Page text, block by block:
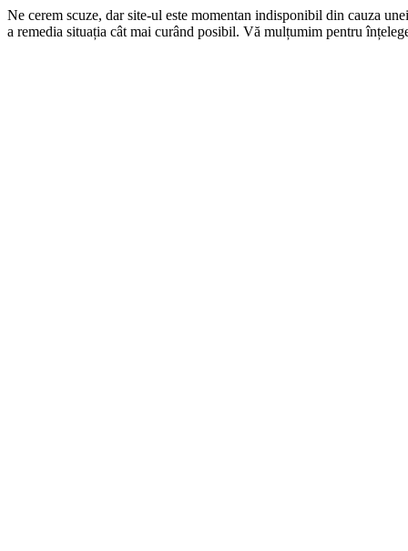
Ne cerem scuze, dar site-ul este momentan indisponibil din cauza
a remedia situația cât mai curând posibil. Vă mulțumim pentru